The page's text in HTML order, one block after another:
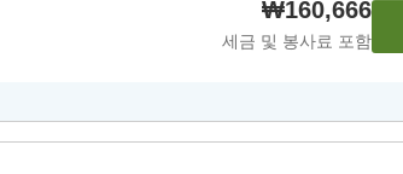
₩160,666
세금 및 봉사료 포함